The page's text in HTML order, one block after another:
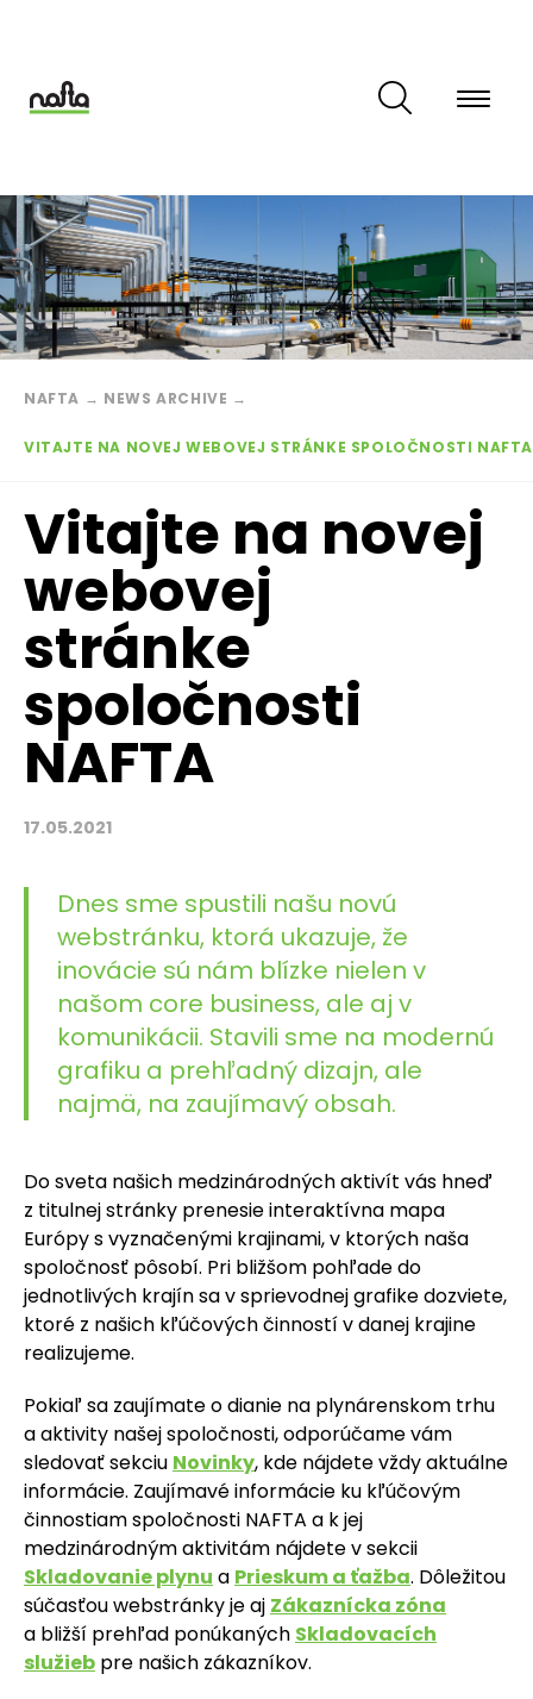
hlavný
Breadcrumb
NAFTA → NEWS ARCHIVE →
VITAJTE NA NOVEJ WEBOVEJ STRÁNKE SPOLOČNOSTI NAFTA
Vitajte na novej
webovej
stránke
spoločnosti
NAFTA
17.05.2021
Dnes sme spustili našu novú
webstránku, ktorá ukazuje, že
inovácie sú nám blízke nielen v
našom core business, ale aj v
komunikácii. Stavili sme na modernú
grafiku a prehľadný dizajn, ale
najmä, na zaujímavý obsah.
Do sveta našich medzinárodných aktivít vás hneď
z titulnej stránky prenesie interaktívna mapa
Európy s vyznačenými krajinami, v ktorých naša
spoločnosť pôsobí. Pri bližšom pohľade do
jednotlivých krajín sa v sprievodnej grafike dozviete,
ktoré z našich kľúčových činností v danej krajine
realizujeme.
Pokiaľ sa zaujímate o dianie na plynárenskom trhu
a aktivity našej spoločnosti, odporúčame vám
sledovať sekciu Novinky, kde nájdete vždy aktuálne
informácie. Zaujímavé informácie ku kľúčovým
činnostiam spoločnosti NAFTA a k jej
medzinárodným aktivitám nájdete v sekcii
Skladovanie plynu a Prieskum a ťažba. Dôležitou
súčasťou webstránky je aj Zákaznícka zóna
a bližší prehľad ponúkaných Skladovacích
služieb pre našich zákazníkov.